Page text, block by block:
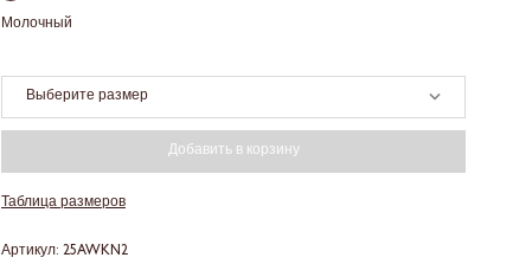
Молочный
Выберите размер
Добавить в корзину
Таблица размеров
Артикул: 25AWKN2